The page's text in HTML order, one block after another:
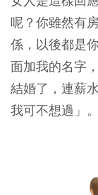
呢？你雖然有
係，以後都是
面加我的名字
結婚了，連薪
我可不想過」。